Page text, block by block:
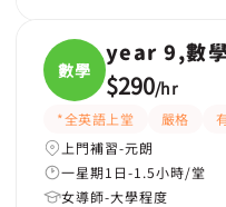
數學
year 9,數學
$290/hr
*全英語上堂 嚴格
上門補習-元朗
一星期1日-1.5小時/堂
女導師-大學程度